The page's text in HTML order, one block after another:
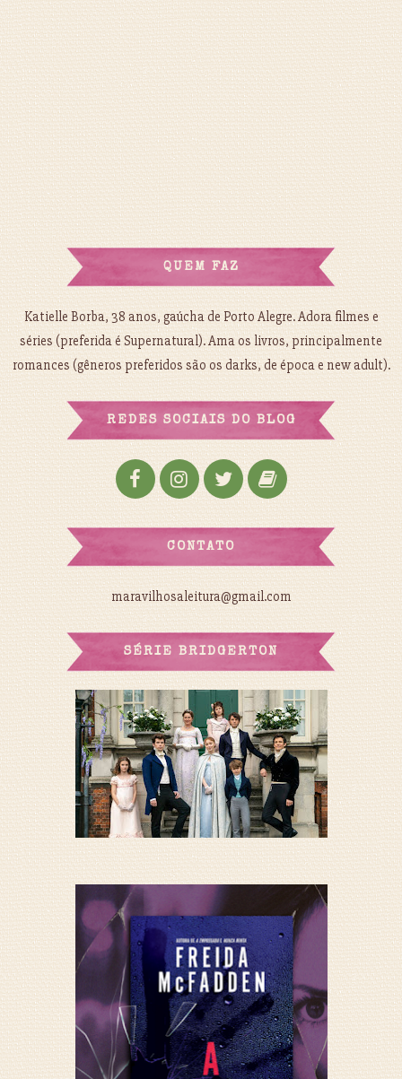
QUEM FAZ
Katielle Borba, 38 anos, gaúcha de Porto Alegre. Adora filmes e
séries (preferida é Supernatural). Ama os livros, principalmente
romances (gêneros preferidos são os darks, de época e new adult).
REDES SOCIAIS DO BLOG
CONTATO
maravilhosaleitura@gmail.com
SÉRIE BRIDGERTON